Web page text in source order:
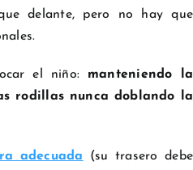
delante, pero no hay que
el niño: manteniendo la
rodillas nunca doblando la
adecuada (su trasero debe